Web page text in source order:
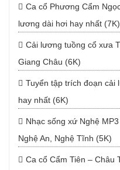
Ca cổ Phương Cẩm
lương dài hơi hay nhất (7K)
Cải lương tuồng cổ xưa
Giang Châu (6K)
Tuyển tập trích đoạn cải
hay nhất (6K)
Nhạc sống xứ Nghệ
Nghệ An, Nghệ Tĩnh (5K)
Ca cổ Cẩm Tiên – Châu